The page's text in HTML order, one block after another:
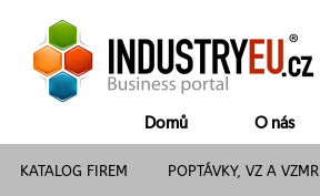
Domů O nás
KATALOG FIREM POPTÁVKY, VZ A VZMR